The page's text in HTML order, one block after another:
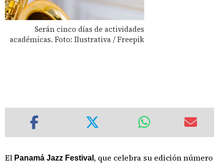
Serán cinco días de actividades
académicas. Foto: Ilustrativa / Freepik
El Panamá Jazz Festival , que celebra su edición número